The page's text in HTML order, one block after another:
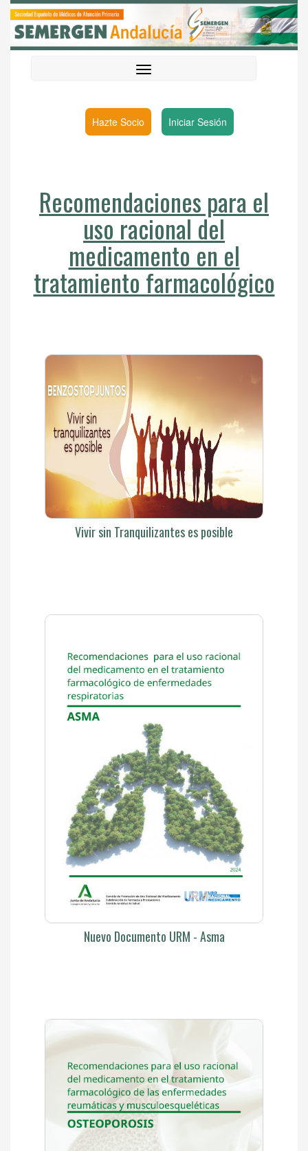
Hazte Socio Iniciar Sesión
Recomendaciones para el
uso racional del
medicamento en el
tratamiento farmacológico
Vivir sin Tranquilizantes es posible
Nuevo Documento URM - Asma